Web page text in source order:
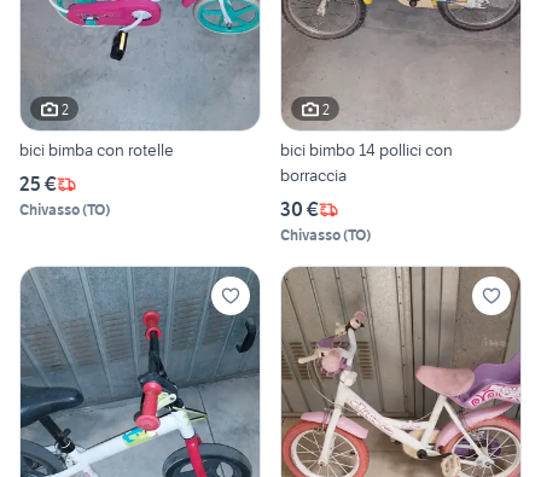
2
bici bimba con rotelle
25 €
Chivasso(TO)
2
bici bimbo 14 pollici con
borraccia
30 €
Chivasso(TO)